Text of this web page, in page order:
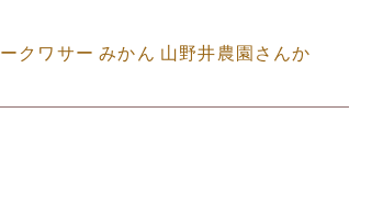
クワサー みかん 山野井農園さんか